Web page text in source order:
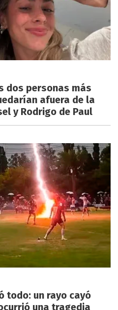
dos personas más
afuera de la
y Rodrigo de Paul
todo: un rayo cayó
una tragedia